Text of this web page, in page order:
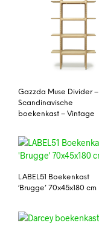
Gazzda Muse Divider –
Scandinavische
boekenkast – Vintage
LABEL51 Boekenkast
‘Brugge’ 70x45x180 cm